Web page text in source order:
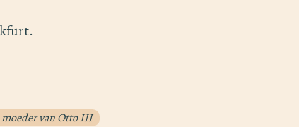
van Otto III